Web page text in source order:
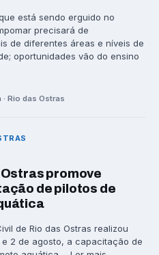
está sendo erguido no
precisará de
de diferentes áreas e níveis de
oportunidades vão do ensino
· Rio das Ostras
Ostras promove
de pilotos de
de Rio das Ostras realizou
e 2 de agosto, a capacitação de